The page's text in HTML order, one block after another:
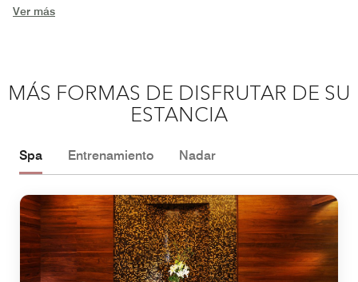
Ver más
MÁS FORMAS DE DISFRUTAR DE SU
ESTANCIA
Spa Entrenamiento Nadar